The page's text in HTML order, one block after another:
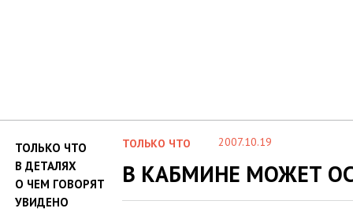
ТОЛЬКО ЧТО
В ДЕТАЛЯХ
О ЧЕМ ГОВОРЯТ
УВИДЕНО
ТОЛЬКО ЧТО 2007.10.19
В КАБМИНЕ МОЖЕТ